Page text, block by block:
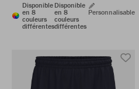
Disponible
en 8
couleurs
différentes
Disponible
en 8
couleurs
différentes
Personnalisable